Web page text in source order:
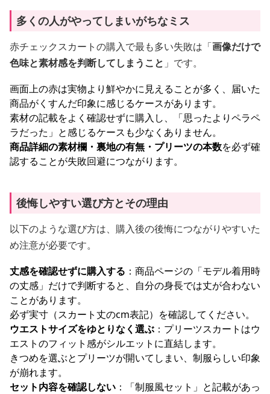
多くの人がやってしまいがちなミス
赤チェックスカートの購入で最も多い失敗は「画像だけで
色味と素材感を判断してしまうこと 」です。
画面上の赤は実物より鮮やかに見えることが多く、届いた
商品がくすんだ印象に感じるケースがあります。
素材の記載をよく確認せずに購入し、「思ったよりペラペ
ラだった」と感じるケースも少なくありません。
商品詳細の素材欄・裏地の有無・プリーツの本数を必ず確
認することが失敗回避につながります。
後悔しやすい選び方とその理由
以下のような選び方は、購入後の後悔につながりやすいた
め注意が必要です。
丈感を確認せずに購入する ：商品ページの「モデル着用時
の丈感」だけで判断すると、自分の身長では丈が合わない
ことがあります。
必ず実寸（スカート丈のcm表記）を確認してください。
ウエストサイズをゆとりなく選ぶ ：プリーツスカートはウ
エストのフィット感がシルエットに直結します。
きつめを選ぶとプリーツが開いてしまい、制服らしい印象
が崩れます。
セット内容を確認しない ：「制服風セット」と記載があっ